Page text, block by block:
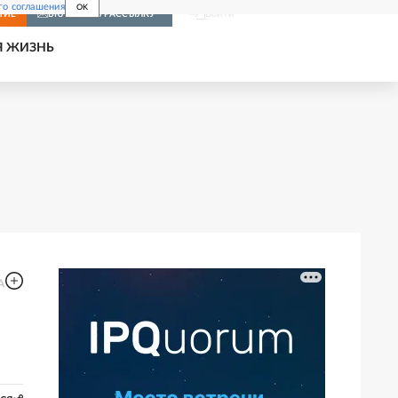
соглашения OK
ВКЛЮЧИТЬ РАССЫЛКУ
ЖИЗНЬ